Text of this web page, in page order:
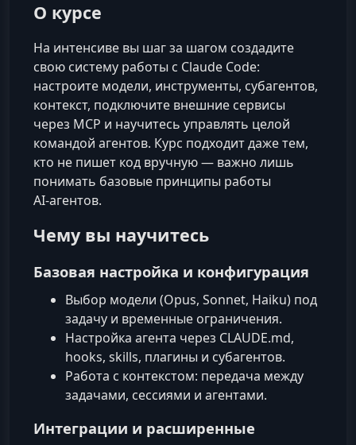
О курсе
На интенсиве вы шаг за шагом создадите
свою систему работы с Claude Code:
настроите модели, инструменты, субагентов,
контекст, подключите внешние сервисы
через MCP и научитесь управлять целой
командой агентов. Курс подходит даже тем,
кто не пишет код вручную — важно лишь
понимать базовые принципы работы
AI‑агентов.
Чему вы научитесь
Базовая настройка и конфигурация
Выбор модели (Opus, Sonnet, Haiku) под
задачу и временные ограничения.
Настройка агента через CLAUDE.md,
hooks, skills, плагины и субагентов.
Работа с контекстом: передача между
задачами, сессиями и агентами.
Интеграции и расширенные